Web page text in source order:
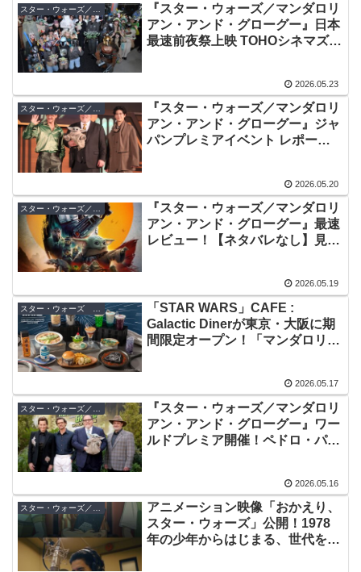
『スター・ウォーズ／マンダロリ
アン・アンド・グローグー』日本
最速前夜祭上映 TOHOシネマズ
2026.05.23
スター・ウォーズ／マンダロリアン・アンド・グローグー
『スター・ウォーズ／マンダロリ
アン・アンド・グローグー』ジャ
パンプレミアイベント レポー
2026.05.20
『スター・ウォーズ／マンダロリ
アン・アンド・グローグー』最速
レビュー！【ネタバレなし】見せ
2026.05.19
「STAR WARS」CAFE :
Galactic Dinerが東京・大阪に期
間限定オープン！「マンダロリア
2026.05.17
『スター・ウォーズ／マンダロリ
アン・アンド・グローグー』ワー
ルドプレミア開催！ペドロ・パス
2026.05.16
スター・ウォーズ／マンダロリアン・アンド・グローグー
アニメーション映像「おかえり、
スター・ウォーズ」公開！1978
年の少年からはじまる、世代を超